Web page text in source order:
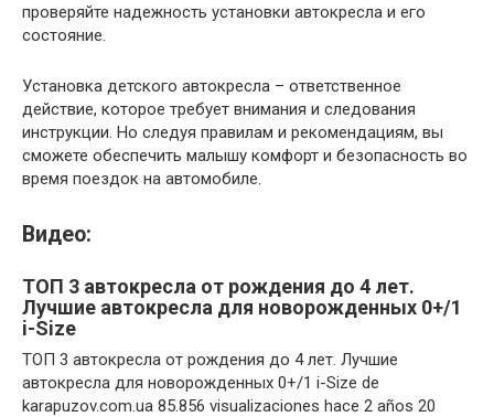
проверяйте надежность установки автокресла и его
состояние.
Установка детского автокресла – ответственное
действие, которое требует внимания и следования
инструкции. Но следуя правилам и рекомендациям, вы
сможете обеспечить малышу комфорт и безопасность во
время поездок на автомобиле.
Видео:
ТОП 3 автокресла от рождения до 4 лет.
Лучшие автокресла для новорожденных 0+/1
i-Size
ТОП 3 автокресла от рождения до 4 лет. Лучшие
автокресла для новорожденных 0+/1 i-Size de
karapuzov.com.ua 85.856 visualizaciones hace 2 años 20